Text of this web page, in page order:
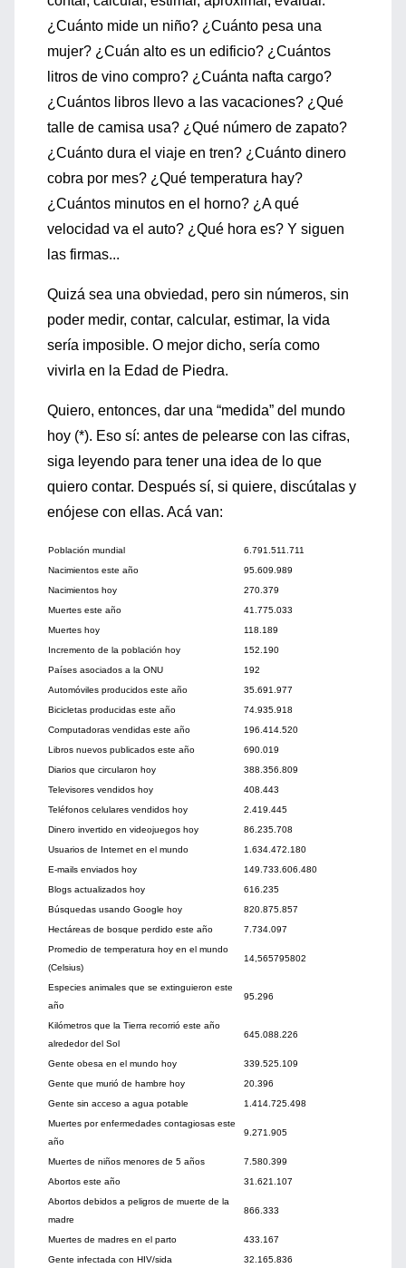
¿Cuánto mide un niño? ¿Cuánto pesa una
mujer? ¿Cuán alto es un edificio? ¿Cuántos
litros de vino compro? ¿Cuánta nafta cargo?
¿Cuántos libros llevo a las vacaciones? ¿Qué
talle de camisa usa? ¿Qué número de zapato?
¿Cuánto dura el viaje en tren? ¿Cuánto dinero
cobra por mes? ¿Qué temperatura hay?
¿Cuántos minutos en el horno? ¿A qué
velocidad va el auto? ¿Qué hora es? Y siguen
las firmas...
Quizá sea una obviedad, pero sin números, sin
poder medir, contar, calcular, estimar, la vida
sería imposible. O mejor dicho, sería como
vivirla en la Edad de Piedra.
Quiero, entonces, dar una “medida” del mundo
hoy (*). Eso sí: antes de pelearse con las cifras,
siga leyendo para tener una idea de lo que
quiero contar. Después sí, si quiere, discútalas y
enójese con ellas. Acá van:
Población mundial
6.791.511.711
Nacimientos este año
95.609.989
Nacimientos hoy
270.379
Muertes este año
41.775.033
Muertes hoy
118.189
Incremento de la población hoy
152.190
Países asociados a la ONU
192
Automóviles producidos este año
35.691.977
Bicicletas producidas este año
74.935.918
Computadoras vendidas este año
196.414.520
Libros nuevos publicados este año
690.019
Diarios que circularon hoy
388.356.809
Televisores vendidos hoy
408.443
Teléfonos celulares vendidos hoy
2.419.445
Dinero invertido en videojuegos hoy
86.235.708
Usuarios de Internet en el mundo
1.634.472.180
E-mails enviados hoy
149.733.606.480
Blogs actualizados hoy
616.235
Búsquedas usando Google hoy
820.875.857
Hectáreas de bosque perdido este año
7.734.097
Promedio de temperatura hoy en el mundo
(Celsius)
14,565795802
Especies animales que se extinguieron este
año
95.296
Kilómetros que la Tierra recorrió este año
alrededor del Sol
645.088.226
Gente obesa en el mundo hoy
339.525.109
Gente que murió de hambre hoy
20.396
Gente sin acceso a agua potable
1.414.725.498
Muertes por enfermedades contagiosas este
año
9.271.905
Muertes de niños menores de 5 años
7.580.399
Abortos este año
31.621.107
Abortos debidos a peligros de muerte de la
madre
866.333
Muertes de madres en el parto
433.167
Gente infectada con HIV/sida
32.165.836